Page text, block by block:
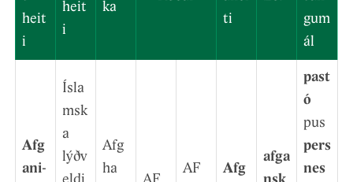
heit
i
heit
i
ka
ti
gum
ál
Afg
an­i­
Ísla
msk
a
lýðv
Afg
ha
AF
Afg
afga
past
ó
pus
pers
nes